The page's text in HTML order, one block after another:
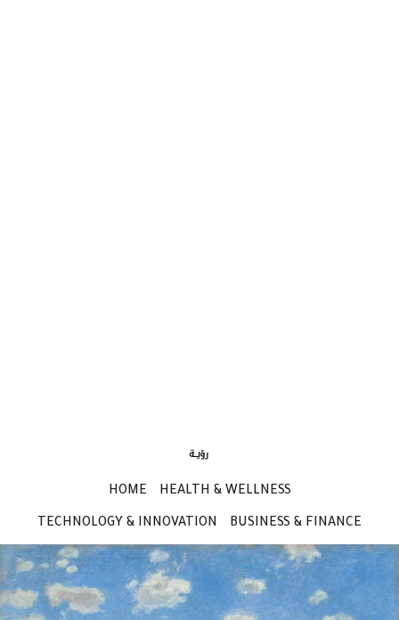
HOME HEALTH & WELLNESS
TECHNOLOGY & INNOVATION BUSINESS & FINANCE